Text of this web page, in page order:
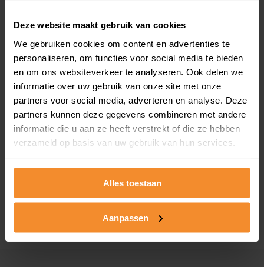
Deze website maakt gebruik van cookies
We gebruiken cookies om content en advertenties te
personaliseren, om functies voor social media te bieden
en om ons websiteverkeer te analyseren. Ook delen we
informatie over uw gebruik van onze site met onze
partners voor social media, adverteren en analyse. Deze
partners kunnen deze gegevens combineren met andere
informatie die u aan ze heeft verstrekt of die ze hebben
verzameld op basis van uw gebruik van hun services.
Alles toestaan
Aanpassen
T/m 1945
20%
2008 of later
3%